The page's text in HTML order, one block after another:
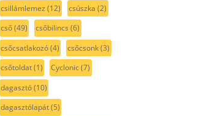
csillámlemez (12) csúszka (2)
cső(49) csőbilincs (6)
csőcsatlakozó(4) csőcsonk(3)
csőtoldat(1) Cyclonic(7)
dagasztó(10)
dagasztólapát(5)